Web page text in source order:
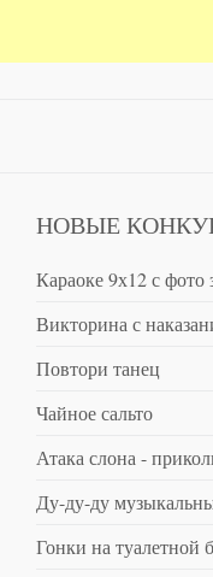
НОВЫЕ
Караоке 9х12 с фото
Викторина с
Повтори танец
Чайное сальто
Атака слона -
Ду-ду-ду
Гонки на туалетной